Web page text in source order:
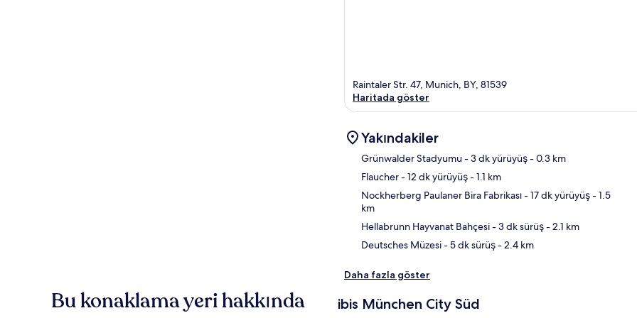
Raintaler Str. 47, Munich, BY, 81539
Haritada göster
Yakındakiler
Grünwalder Stadyumu- 3 dk yürüyüş- 0.3 km
Flaucher- 12 dk yürüyüş- 1.1 km
Nockherberg Paulaner Bira Fabrikası- 17 dk yürüyüş- 1.5
km
Hellabrunn Hayvanat Bahçesi- 3 dk sürüş- 2.1 km
Deutsches Müzesi- 5 dk sürüş- 2.4 km
Daha fazla göster
Bu konaklama yeri hakkında ibis München City Süd